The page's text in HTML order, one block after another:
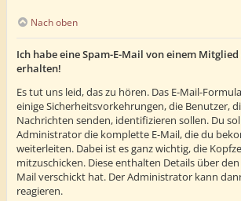
Nach oben
Ich habe eine Spam-E-Mail von einem
erhalten!
Es tut uns leid, das zu hören. Das E-Mail-
einige Sicherheitsvorkehrungen, die Benutzer,
Nachrichten senden, identifizieren sollen. Du
Administrator die komplette E-Mail, die du
weiterleiten. Dabei ist es ganz wichtig, die
mitzuschicken. Diese enthalten Details über
Mail verschickt hat. Der Administrator kann
reagieren.